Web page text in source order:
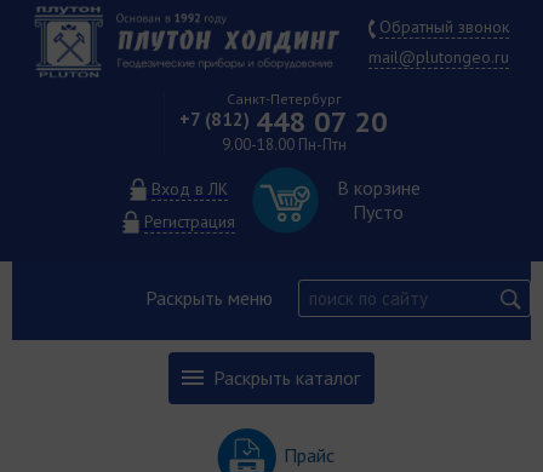
Обратный звонок
mail@plutongeo.ru
Санкт-Петербург
+7 (812) 448 07 20
9.00-18.00 Пн-Птн
Вход в ЛК
Регистрация
В корзине
Пусто
Раскрыть меню
Раскрыть каталог
Прайс